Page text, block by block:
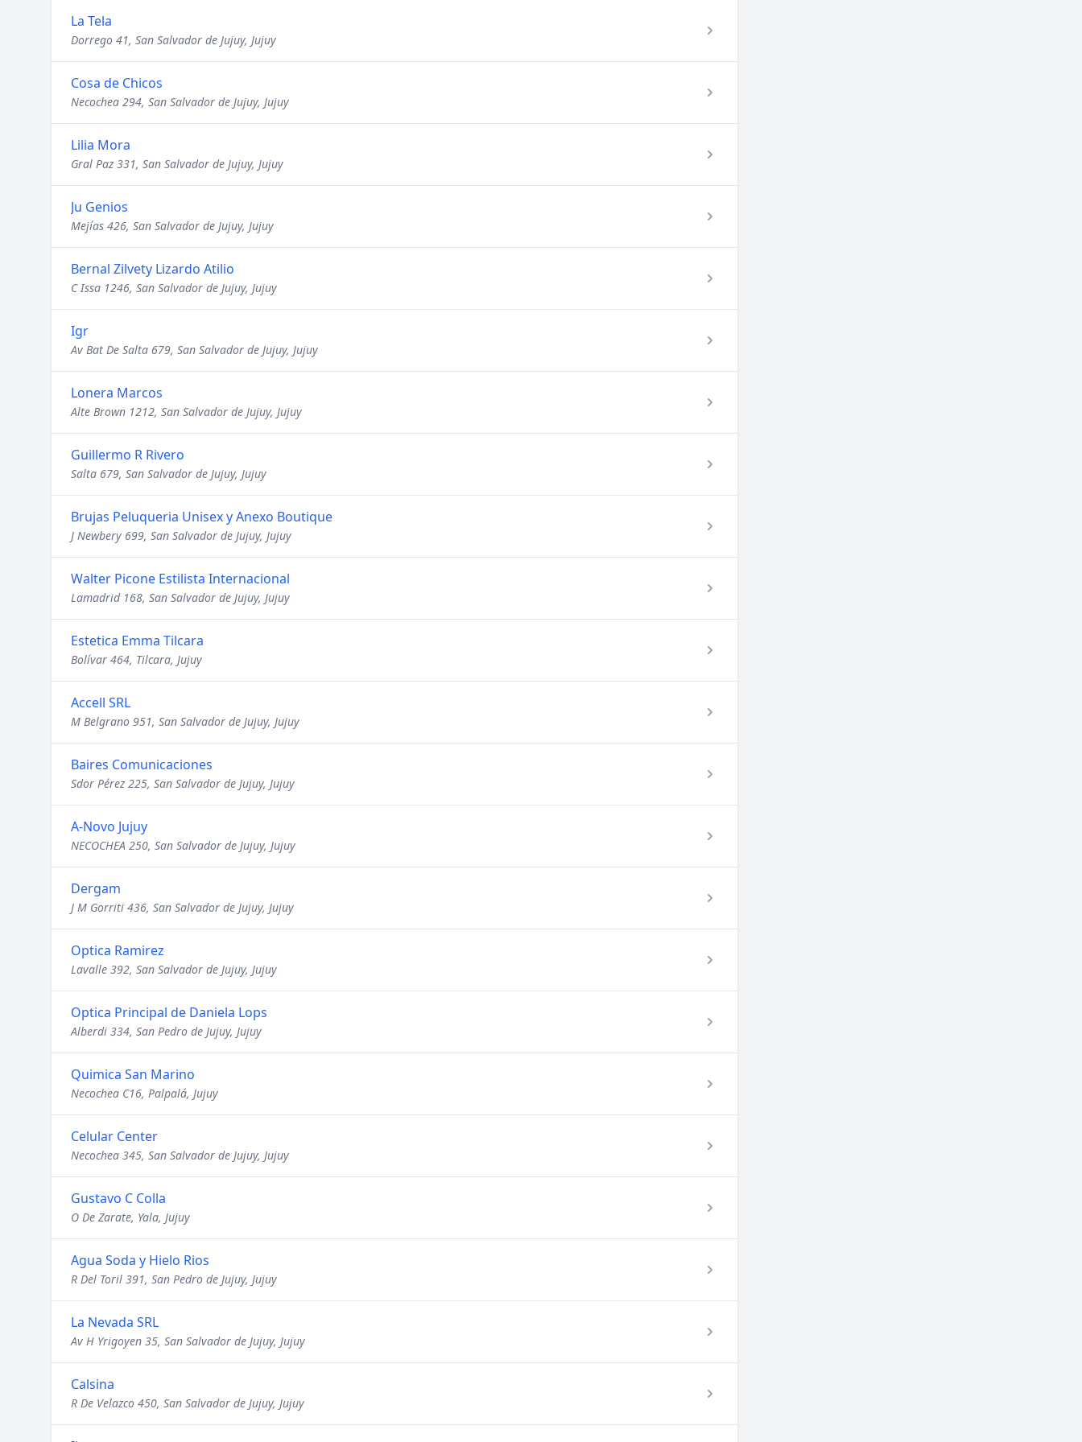
La Tela
Dorrego 41, San Salvador de Jujuy, Jujuy
Cosa de Chicos
Necochea 294, San Salvador de Jujuy, Jujuy
Lilia Mora
Gral Paz 331, San Salvador de Jujuy, Jujuy
Ju Genios
Mejías 426, San Salvador de Jujuy, Jujuy
Bernal Zilvety Lizardo Atilio
C Issa 1246, San Salvador de Jujuy, Jujuy
Igr
Av Bat De Salta 679, San Salvador de Jujuy, Jujuy
Lonera Marcos
Alte Brown 1212, San Salvador de Jujuy, Jujuy
Guillermo R Rivero
Salta 679, San Salvador de Jujuy, Jujuy
Brujas Peluqueria Unisex y Anexo Boutique
J Newbery 699, San Salvador de Jujuy, Jujuy
Walter Picone Estilista Internacional
Lamadrid 168, San Salvador de Jujuy, Jujuy
Estetica Emma Tilcara
Bolívar 464, Tilcara, Jujuy
Accell SRL
M Belgrano 951, San Salvador de Jujuy, Jujuy
Baires Comunicaciones
Sdor Pérez 225, San Salvador de Jujuy, Jujuy
A-Novo Jujuy
NECOCHEA 250, San Salvador de Jujuy, Jujuy
Dergam
J M Gorriti 436, San Salvador de Jujuy, Jujuy
Optica Ramirez
Lavalle 392, San Salvador de Jujuy, Jujuy
Optica Principal de Daniela Lops
Alberdi 334, San Pedro de Jujuy, Jujuy
Quimica San Marino
Necochea C16, Palpalá, Jujuy
Celular Center
Necochea 345, San Salvador de Jujuy, Jujuy
Gustavo C Colla
O De Zarate, Yala, Jujuy
Agua Soda y Hielo Rios
R Del Toril 391, San Pedro de Jujuy, Jujuy
La Nevada SRL
Av H Yrigoyen 35, San Salvador de Jujuy, Jujuy
Calsina
R De Velazco 450, San Salvador de Jujuy, Jujuy